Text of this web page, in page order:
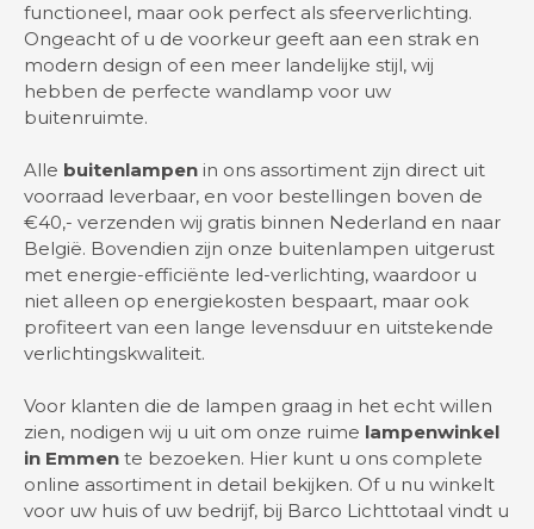
functioneel, maar ook perfect als sfeerverlichting.
Ongeacht of u de voorkeur geeft aan een strak en
modern design of een meer landelijke stijl, wij
hebben de perfecte wandlamp voor uw
buitenruimte.
Alle buitenlampen in ons assortiment zijn direct uit
voorraad leverbaar, en voor bestellingen boven de
€40,- verzenden wij gratis binnen Nederland en naar
België. Bovendien zijn onze buitenlampen uitgerust
met energie-efficiënte led-verlichting, waardoor u
niet alleen op energiekosten bespaart, maar ook
profiteert van een lange levensduur en uitstekende
verlichtingskwaliteit.
Voor klanten die de lampen graag in het echt willen
zien, nodigen wij u uit om onze ruime lampenwinkel
in Emmen te bezoeken. Hier kunt u ons complete
online assortiment in detail bekijken. Of u nu winkelt
voor uw huis of uw bedrijf, bij Barco Lichttotaal vindt u